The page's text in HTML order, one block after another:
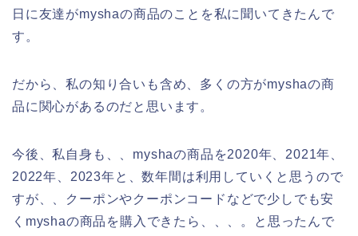
日に友達がmyshaの商品のことを私に聞いてきたんで
す。
だから、私の知り合いも含め、多くの方がmyshaの商
品に関心があるのだと思います。
今後、私自身も、、myshaの商品を2020年、2021年、
2022年、2023年と、数年間は利用していくと思うので
すが、、クーポンやクーポンコードなどで少しでも安
くmyshaの商品を購入できたら、、、。と思ったんで